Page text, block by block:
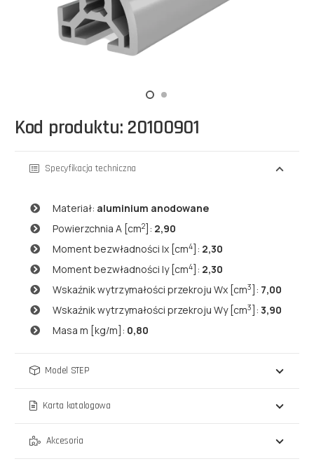
Kod produktu: 20100901
Specyfikacja techniczna
Materiał: aluminium anodowane
Powierzchnia A [cm2 ]: 2,90
Moment bezwładności lx [cm4 ]: 2,30
Moment bezwładności ly [cm4 ]: 2,30
Wskaźnik wytrzymałości przekroju Wx [cm3 ]: 7,00
Wskaźnik wytrzymałości przekroju Wy [cm3 ]:3,90
Masa m [kg/m]: 0,80
Model STEP
Karta katalogowa
Akcesoria